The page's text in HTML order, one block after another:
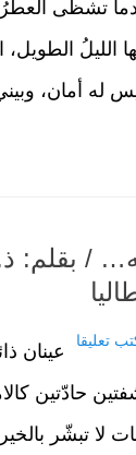
تشظّى
الليلُ الطويل،
له أمان،
/
تعليقا
عينان
حادّتين
لا تبشّر